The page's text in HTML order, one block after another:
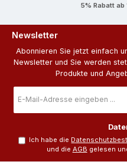
5% Rabatt
Newsletter
Abonnieren Sie jetzt einfach
Newsletter und Sie werden
Produkte und
Mail-
Ich habe die
und die AGB gelesen